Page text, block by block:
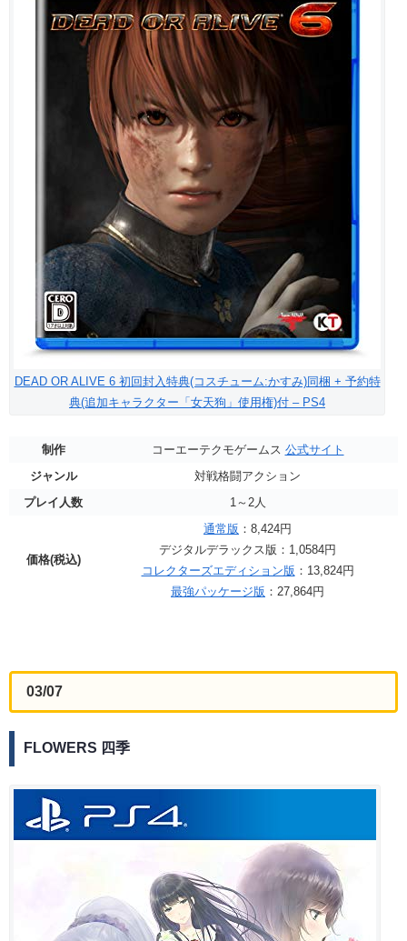
DEAD OR ALIVE 6 初回封入特典(コスチューム:かすみ)同梱 + 予約特
典(追加キャラクター「女天狗」使用権)付 – PS4
制作 コーエーテクモゲームス 公式サイト
ジャンル
対戦格闘アクション
プレイ人数
1～2人
価格(税込)
通常版 ：8,424円
デジタルデラックス版：1,0584円
コレクターズエディション版 ：13,824円
最強パッケージ版 ：27,864円
03/07
FLOWERS 四季